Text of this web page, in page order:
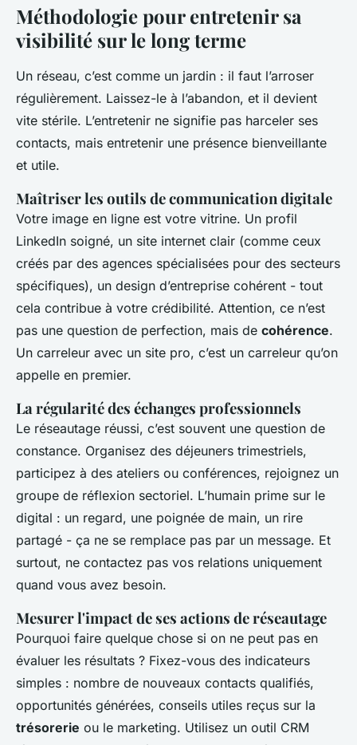
Méthodologie pour entretenir sa
visibilité sur le long terme
Un réseau, c’est comme un jardin : il faut l’arroser
régulièrement. Laissez-le à l’abandon, et il devient
vite stérile. L’entretenir ne signifie pas harceler ses
contacts, mais entretenir une présence bienveillante
et utile.
Maîtriser les outils de communication digitale
Votre image en ligne est votre vitrine. Un profil
LinkedIn soigné, un site internet clair (comme ceux
créés par des agences spécialisées pour des secteurs
spécifiques), un design d’entreprise cohérent - tout
cela contribue à votre crédibilité. Attention, ce n’est
pas une question de perfection, mais de cohérence.
Un carreleur avec un site pro, c’est un carreleur qu’on
appelle en premier.
La régularité des échanges professionnels
Le réseautage réussi, c’est souvent une question de
constance. Organisez des déjeuners trimestriels,
participez à des ateliers ou conférences, rejoignez un
groupe de réflexion sectoriel. L’humain prime sur le
digital : un regard, une poignée de main, un rire
partagé - ça ne se remplace pas par un message. Et
surtout, ne contactez pas vos relations uniquement
quand vous avez besoin.
Mesurer l'impact de ses actions de réseautage
Pourquoi faire quelque chose si on ne peut pas en
évaluer les résultats ? Fixez-vous des indicateurs
simples : nombre de nouveaux contacts qualifiés,
opportunités générées, conseils utiles reçus sur la
trésorerie ou le marketing. Utilisez un outil CRM